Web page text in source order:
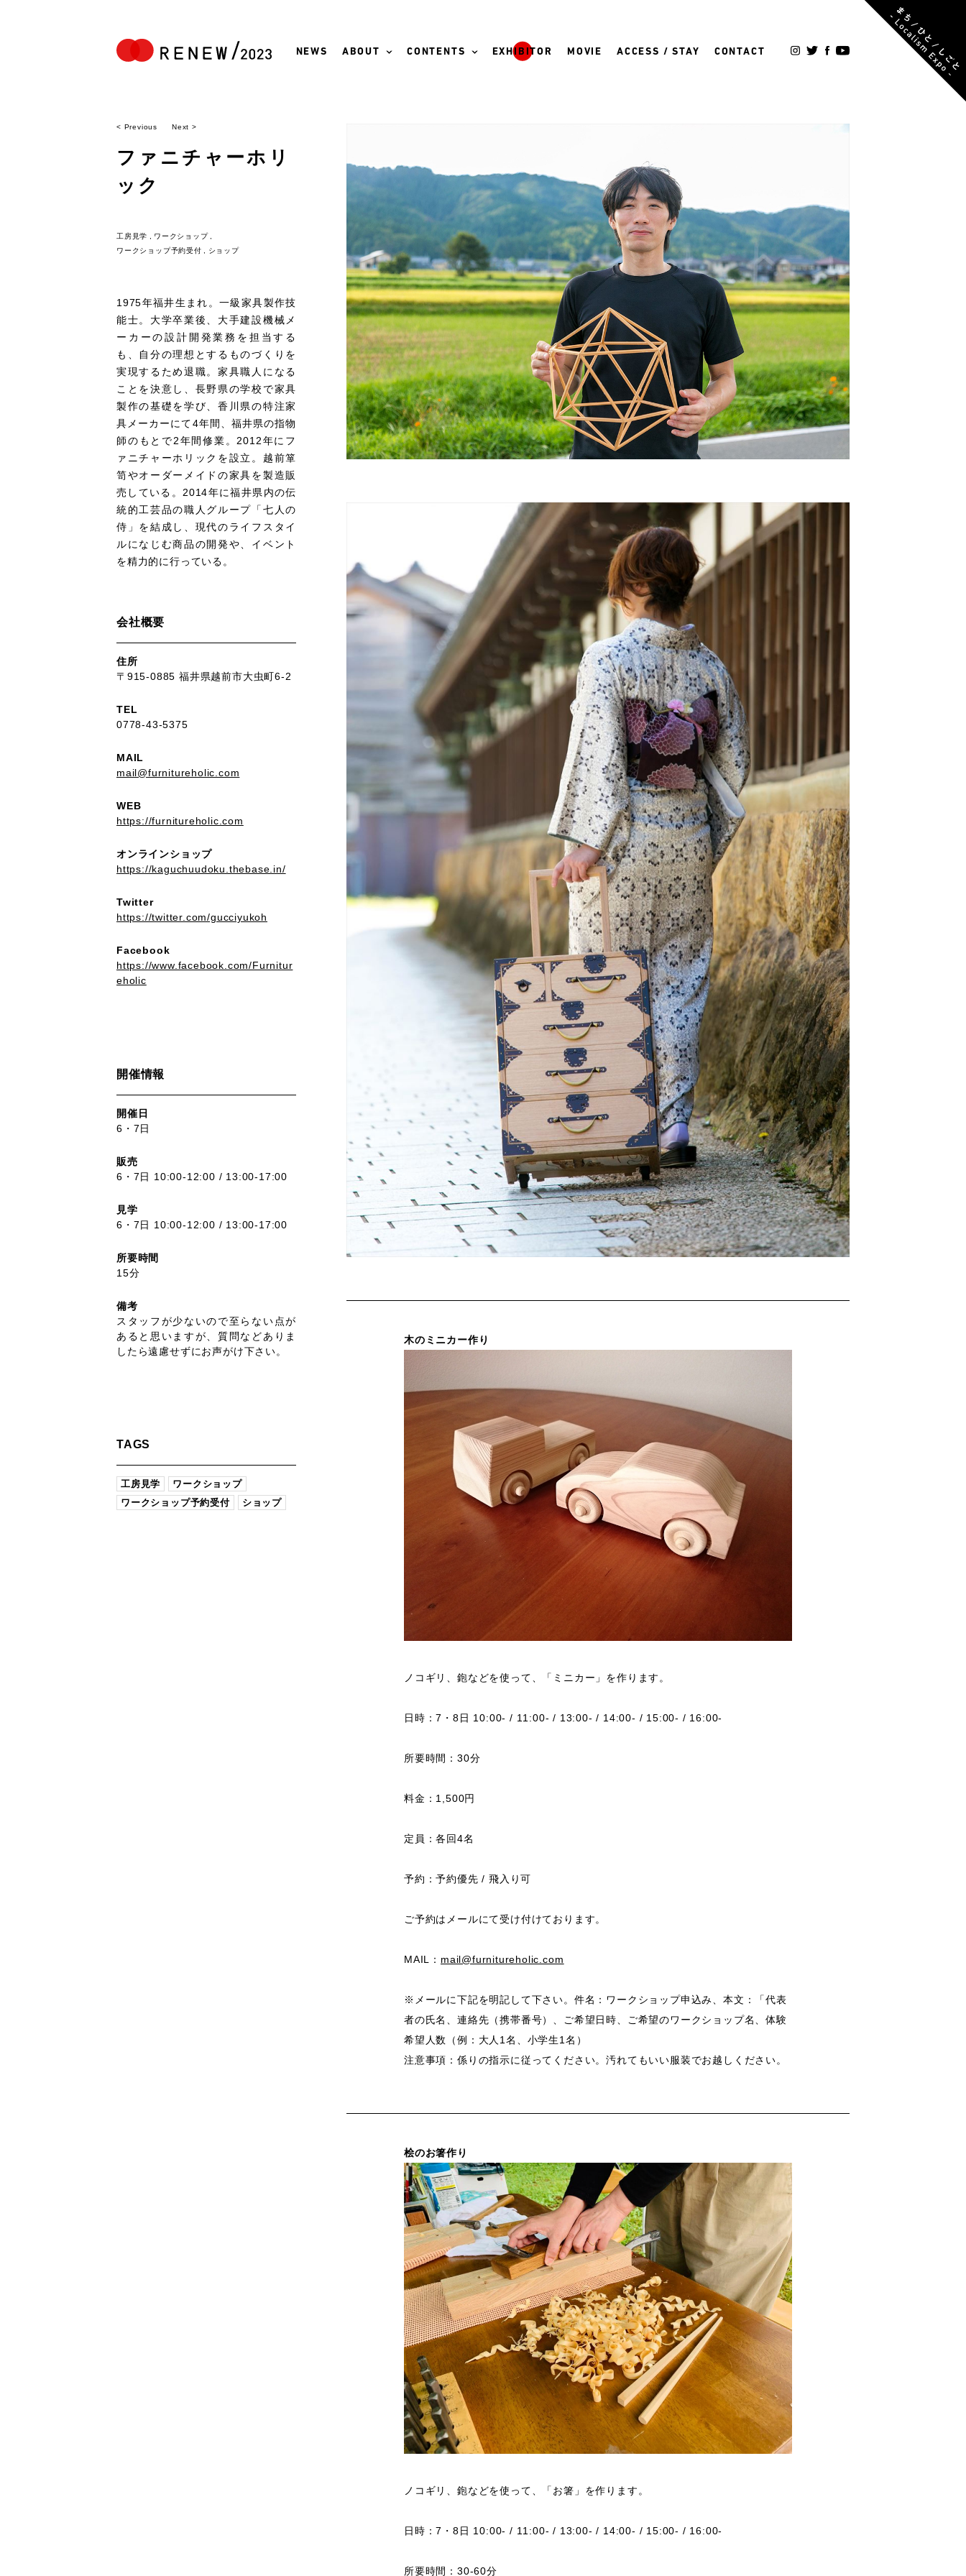
NEWS ABOUT CONTENTS EXHIBITOR MOVIE ACCESS / STAY CONTACT
< Previous Next >
ファニチャーホリ
ック
工房見学
ワークショップ
ワークショップ予約受付
ショップ
1975年福井生まれ。一級家具製作技
能士。大学卒業後、大手建設機械メ
ーカーの設計開発業務を担当する
も、自分の理想とするものづくりを
実現するため退職。家具職人になる
ことを決意し、長野県の学校で家具
製作の基礎を学び、香川県の特注家
具メーカーにて4年間、福井県の指物
師のもとで2年間修業。2012年にフ
ァニチャーホリックを設立。越前箪
笥やオーダーメイドの家具を製造販
売している。2014年に福井県内の伝
統的工芸品の職人グループ「七人の
侍」を結成し、現代のライフスタイ
ルになじむ商品の開発や、イベント
を精力的に行っている。
会社概要
住所
〒915-0885 福井県越前市大虫町6-2
TEL
0778-43-5375
MAIL
mail@furnitureholic.com
WEB
https://furnitureholic.com
オンラインショップ
https://kaguchuudoku.thebase.in/
Twitter
https://twitter.com/gucciyukoh
Facebook
https://www.facebook.com/Furnitur
eholic
開催情報
開催日
6・7日
販売
6・7日 10:00-12:00 / 13:00-17:00
見学
6・7日 10:00-12:00 / 13:00-17:00
所要時間
15分
備考
スタッフが少ないので至らない点が
あると思いますが、質問などありま
したら遠慮せずにお声がけ下さい。
TAGS
工房見学
ワークショップ
ワークショップ予約受付
ショップ
木のミニカー作り
ノコギリ、鉋などを使って、「ミニカー」を作ります。
日時：7・8日 10:00- / 11:00- / 13:00- / 14:00- / 15:00- / 16:00-
所要時間：30分
料金：1,500円
定員：各回4名
予約：予約優先 / 飛入り可
ご予約はメールにて受け付けております。
MAIL： mail@furnitureholic.com
※メールに下記を明記して下さい。件名：ワークショップ申込み、本文：「代表
者の氏名、連絡先（携帯番号）、ご希望日時、ご希望のワークショップ名、体験
希望人数（例：大人1名、小学生1名）
注意事項：係りの指示に従ってください。汚れてもいい服装でお越しください。
桧のお箸作り
ノコギリ、鉋などを使って、「お箸」を作ります。
日時：7・8日 10:00- / 11:00- / 13:00- / 14:00- / 15:00- / 16:00-
所要時間：30-60分